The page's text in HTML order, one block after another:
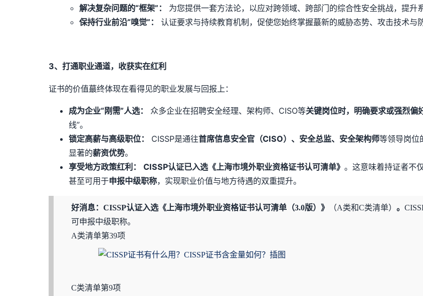
解决复杂问题的“框架”：
为您提供一套方法论，以应对跨领域、跨部门的综合性安全挑战，提升
保持行业前沿“嗅觉”：
认证要求与持续教育机制，促使您始终掌握蕞新的威胁态势、攻击技术与
3、打通职业通道，收获实在红利
证书的价值蕞终体现在看得见的职业发展与回报上：
成为企业“刚需”人选： 众多企业在招聘安全经理、架构师、CISO等关键岗位时，明确要求或强烈偏
线”。
锁定高薪与高级职位：
CISSP是通往首席信息安全官（CISO）、安全总监、安全架构师等领导岗位
显著的薪资优势。
享受地方政策红利：
CISSP认证已入选《上海市境外职业资格证书认可清单》。这意味着持证者不
甚至可用于申报中级职称，实现职业价值与地方待遇的双重提升。
好消息：CISSP认证入选《上海市境外职业资格证书认可清单（3.0版）》 （A类和C类清单）。
可申报中级职称。
A类清单第39项
C类清单第9项